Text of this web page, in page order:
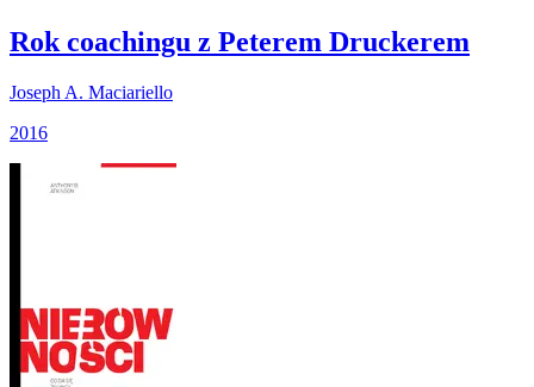
Rok coachingu z Peterem Druckerem
Joseph A. Maciariello
2016